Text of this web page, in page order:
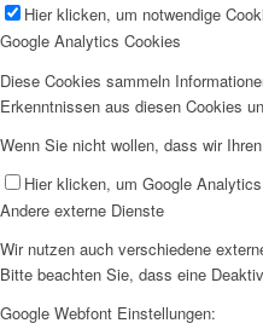
Hier klicken, um notwendige
Google Analytics Cookies
Diese Cookies sammeln
Erkenntnissen aus diesen Cookies
Wenn Sie nicht wollen, dass wir
Hier klicken, um Google
Andere externe Dienste
Wir nutzen auch verschiedene
Bitte beachten Sie, dass eine
Google Webfont Einstellungen: